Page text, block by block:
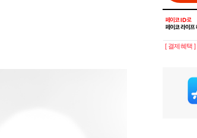
[ 결제혜택 ]